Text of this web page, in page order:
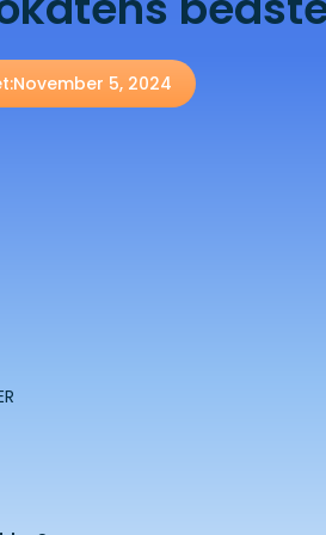
November 5, 2024